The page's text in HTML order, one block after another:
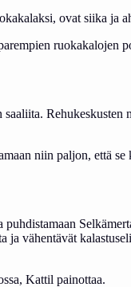
ovat siika ja
niin paljon, että
vähentävät
Kattil painottaa.